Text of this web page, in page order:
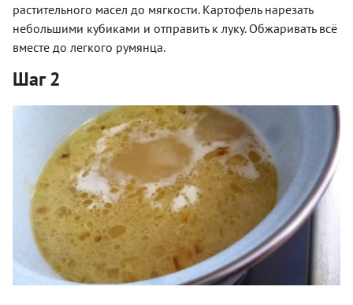
растительного масел до мягкости. Картофель нарезать
небольшими кубиками и отправить к луку. Обжаривать всё
вместе до легкого румянца.
Шаг 2